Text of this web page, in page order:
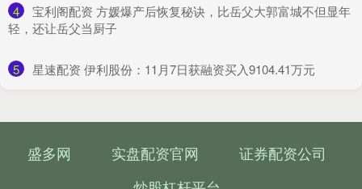
4
​宝利阁配资 方媛爆产后恢复秘诀，比岳父大郭富城不但显年
轻，还让岳父当厨子
5 ​星速配资 伊利股份：11月7日获融资买入9104.41万元
盛多网 实盘配资官网
证券配资公司